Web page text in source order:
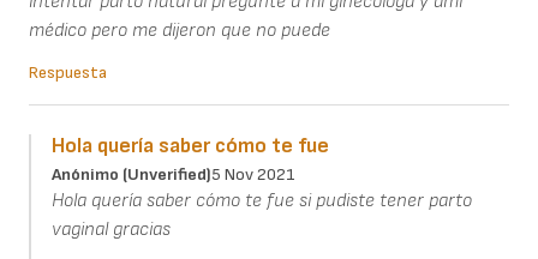
médico pero me dijeron que no puede
Respuesta
Hola quería saber cómo te fue
Anónimo (unverified)5 Nov 2021
Hola quería saber cómo te fue si pudiste tener parto
vaginal gracias